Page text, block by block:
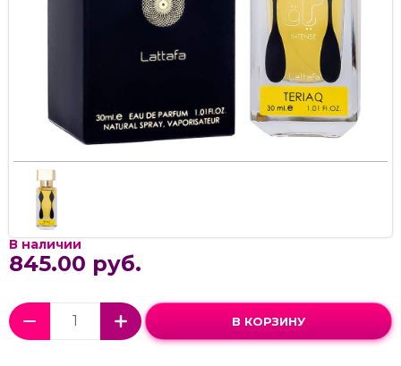
В наличии
845.00 руб.
В КОРЗИНУ